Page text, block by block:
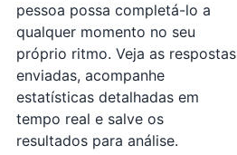
pessoa possa completá-lo a
qualquer momento no seu
próprio ritmo. Veja as respostas
enviadas, acompanhe
estatísticas detalhadas em
tempo real e salve os
resultados para análise.